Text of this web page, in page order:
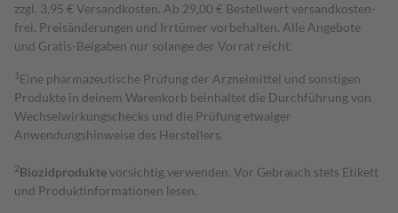
zzgl. 3,95 € Versandkosten. Ab 29,00 € Bestell­wert versand­kosten­
frei. Preisänderungen und Irrtümer vorbehalten. Alle Angebote
und Gratis-Beigaben nur solange der Vorrat reicht.
1 Eine pharmazeutische Prüfung der Arzneimittel und sonstigen
Produkte in deinem Warenkorb beinhaltet die Durchführung von
Wechselwirkungschecks und die Prüfung etwaiger
Anwendungshinweise des Herstellers.
2Biozidproduktevorsichtig verwenden. Vor Gebrauch stets Etikett
und Produktinformationen lesen.